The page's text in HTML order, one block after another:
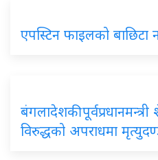
एपस्टिन फाइलको बाछिटा
बंगलादेशकी
विरुद्धको अपराधमा